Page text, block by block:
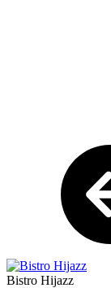
Bistro Hijazz